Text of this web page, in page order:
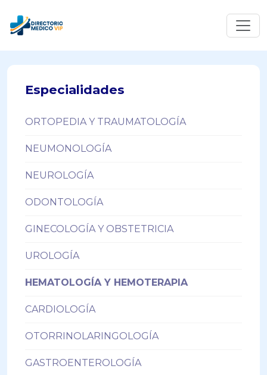
Especialidades
ORTOPEDIA Y TRAUMATOLOGÍA
NEUMONOLOGÍA
NEUROLOGÍA
ODONTOLOGÍA
GINECOLOGÍA Y OBSTETRICIA
UROLOGÍA
HEMATOLOGÍA Y HEMOTERAPIA
CARDIOLOGÍA
OTORRINOLARINGOLOGÍA
GASTROENTEROLOGÍA